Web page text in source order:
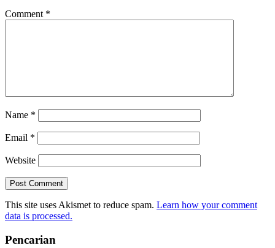
Comment *
Name *
Email *
Website
This site uses Akismet to reduce spam. Learn how your comment
data is processed.
Pencarian